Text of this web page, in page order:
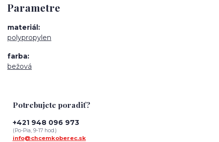
Parametre
materiál
polypropylen
farba
bežová
Potrebujete poradiť?
+421 948 096 973
(Po-Pia, 9-17 hod.)
info@chcemkoberec.sk